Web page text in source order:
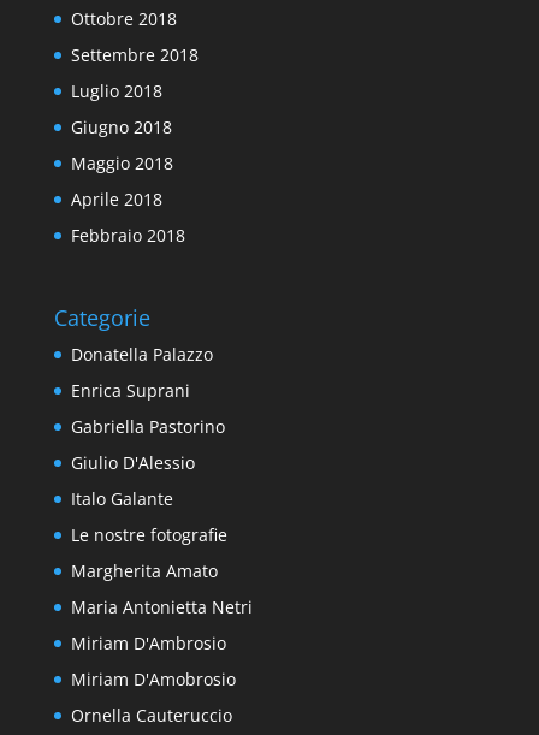
Ottobre 2018
Settembre 2018
Luglio 2018
Giugno 2018
Maggio 2018
Aprile 2018
Febbraio 2018
Categorie
Donatella Palazzo
Enrica Suprani
Gabriella Pastorino
Giulio D'Alessio
Italo Galante
Le nostre fotografie
Margherita Amato
Maria Antonietta Netri
Miriam D'Ambrosio
Miriam D'Amobrosio
Ornella Cauteruccio